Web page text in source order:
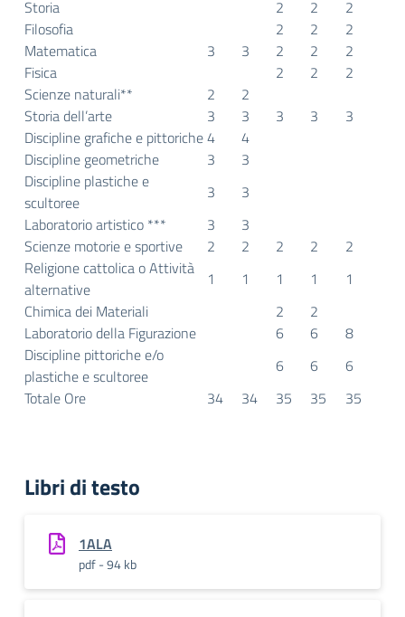
Storia 2 2
2
Filosofia
2 2
2
Matematica
3 3 2 2
2
Fisica
2 2
2
Scienze naturali**
2
2
Storia dell’arte
3 3 3 3
3
Discipline grafiche e pittoriche4
4
Discipline geometriche
3
3
Discipline plastiche e
scultoree
3
3
Laboratorio artistico ***
3
3
Scienze motorie e sportive
2 2 2 2
2
Religione cattolica o Attività
alternative
1 1 1 1
1
Chimica dei Materiali
2
2
Laboratorio della Figurazione
6 6
8
Discipline pittoriche e/o
plastiche e scultoree
6 6
6
Totale Ore
34 34 35 35 35
Libri di testo
1ALA
pdf - 94 kb